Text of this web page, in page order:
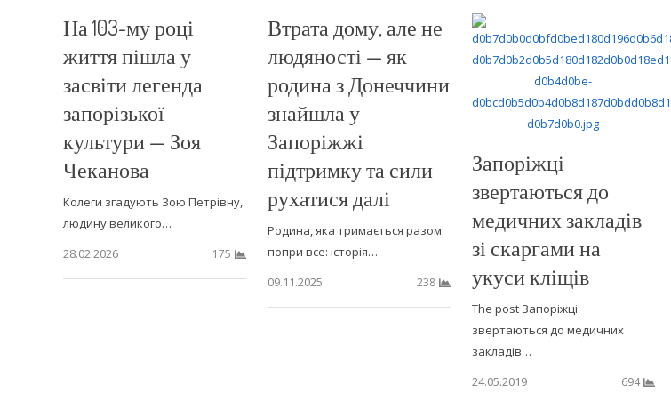
На 103-му році
життя пішла у
засвіти легенда
запорізької
культури — Зоя
Чеканова
Колеги згадують Зою Петрівну,
людину великого…
28.02.2026
175
Втрата дому, але не
людяності — як
родина з Донеччини
знайшла у
Запоріжжі
підтримку та сили
рухатися далі
Родина, яка тримається разом
попри все: історія…
09.11.2025
238
Запоріжці
звертаються до
медичних закладів
зі скаргами на
укуси кліщів
The post Запоріжці
звертаються до медичних
закладів…
24.05.2019
694